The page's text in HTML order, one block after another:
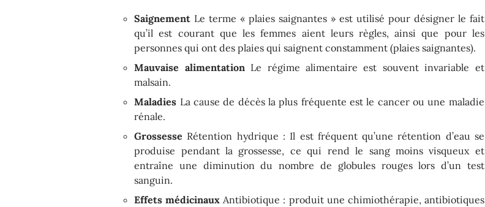
Saignement Le terme « plaies saignantes » est utilisé pour désigner le fait
qu’il est courant que les femmes aient leurs règles, ainsi que pour les
personnes qui ont des plaies qui saignent constamment (plaies saignantes).
Mauvaise alimentationLe régime alimentaire est souvent invariable et
malsain.
Maladies La cause de décès la plus fréquente est le cancer ou une maladie
rénale.
Grossesse Rétention hydrique : Il est fréquent qu’une rétention d’eau se
produise pendant la grossesse, ce qui rend le sang moins visqueux et
entraîne une diminution du nombre de globules rouges lors d’un test
sanguin.
Effets médicinaux Antibiotique : produit une chimiothérapie, antibiotiques